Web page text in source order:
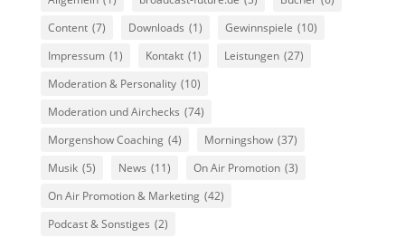
Content (7) Downloads (1) Gewinnspiele (10)
Impressum (1) Kontakt (1) Leistungen (27)
Moderation & Personality (10)
Moderation und Airchecks (74)
Morgenshow Coaching (4) Morningshow (37)
Musik (5) News (11) On Air Promotion (3)
On Air Promotion & Marketing (42)
Podcast & Sonstiges (2)